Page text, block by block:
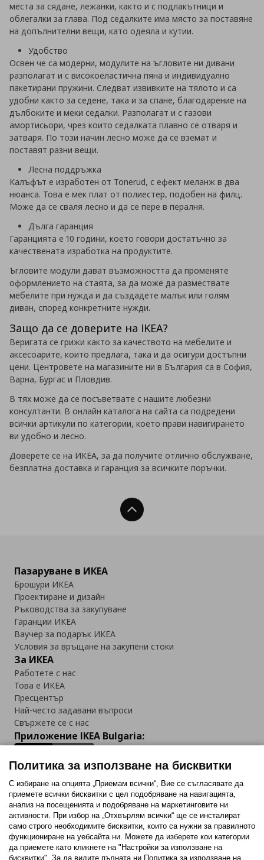
места за сядане, лежанки, както и с подлакътници и
облегалки за глава. Под седалките има място за поставяне
на допълнителни вещи, като одеяла и кутии.
Удобство
Освен че са модерни, модулите на ъгловите ни дивани
разполагат и с високоеластична пяна и индивидуално
пакетирани пружини. Следват извивките на тялото и са
удобни както за седене, така и за спане, благодарение на
дълбоките и меки седалки. Разполагат и с газови
амортисьори, чрез които седалката плавно се отваря и
затваря. По този начин лесно може да се вземат и
поставят разни вещи.
Лесна поддръжка
Калъфът е изработен от Tonerud, с ефект меланж в два
нюанса. Това е мек плат от полиестер, подобен на филц.
Може да се сваля лесно и да се пере в пералня.
Дълга гаранция
Гаранцията е 10 години, което говори достатъчно за
качествената изработка на продуктите.
Ъгловите модули дават възможността да променяте
оформлението на стаята, за да може да размествате
мебелите при нужда и да създадете малък или голям
диван, според конкретните нужди.
Защо да се доверите на IKEA?
Веригата се грижи както за качеството на мебелите и
аксесоарите, които предлага, така и да осигури достъпни
цени. Центровете на магазините ни в България са в София,
Варна, Бургас и Пловдив.
В тях може да се посъветвате с нашите любезни
консултанти. В онлайн каталога на сайта са подредени
всички артикули по категории, което прави навигирането
ви удобно и лесно.
Доверете се на ИКЕА, за да получите отлично обслужване,
безплатна доставка и гаранция за всичките поръчки.
Нагоре
Пазаруване в ИКЕА
Брошури ИКЕА
Проектиране и дизайн
Ръководства за закупуване
Гаранции ИКЕА
Ваучер за подарък ИКЕА
Условия за връщане на закупени стоки
За ИКЕА
Работете с нас
Това е ИКЕА
Пресцентър
Най-често задавани въпроси
Свържете се с нас
Приложение IKEA Bulgaria:
Последвайте ни:
FacebookTwitterYoutubePinterestInstagram
Политика за използване на бисквитки
С избиране на опцията „Приемам всички“, Вие се съгласявате да
приемете всички бисквитки с цел подобряване на навигацията,
анализ на посещенията и подобряване на маркетинговите ни
активности. При избор на „Отхвърлям всички“ ще се инсталират
само строго необходимитe бисквитки, които са нужни за правилното
функциониране на уебсайта ни. Можете да изберете кои категории
да приемете като кликнете на "Настройки за използване на
бисквитки". За да видите пълната ни Политика за използване на